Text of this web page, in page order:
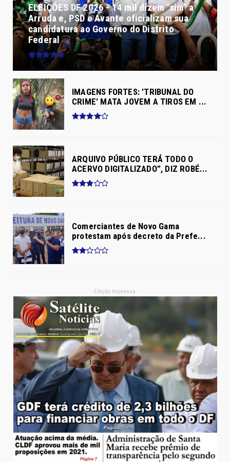
ELEIÇÕES DF 2026 - 14 mil dizem "sim" a
Arruda e, PSD e Avante oficializam sua
candidatura ao Governo do Distrito
Federal
IMAGENS FORTES: 'TRIBUNAL DO
CRIME' MATA JOVEM A TIROS EM ...
ARQUIVO PÚBLICO TERÁ TODO O
ACERVO DIGITALIZADO”, DIZ ROBÉ...
Comerciantes de Novo Gama
protestam após decreto da Prefe...
- Edição Impressa -